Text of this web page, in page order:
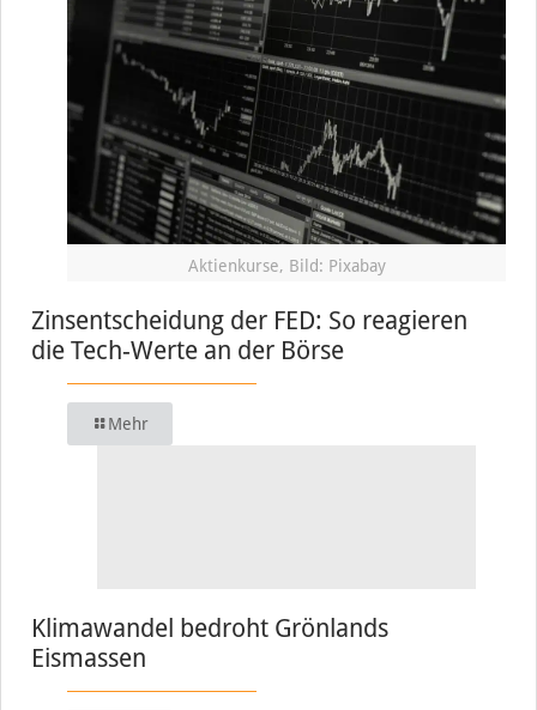
Aktienkurse, Bild: Pixabay
Zinsentscheidung der FED: So reagieren
die Tech-Werte an der Börse
Mehr
Klimawandel bedroht Grönlands
Eismassen